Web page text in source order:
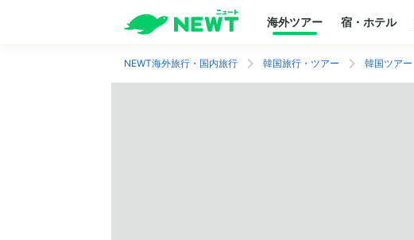
海外ツアー 宿・ホテル
NEWT海外旅行・国内旅行 韓国旅行・ツアー 韓国ツアー